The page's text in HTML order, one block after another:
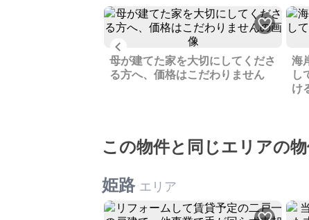
母が建てた家を大切にしてくださ
る方へ、価格はこだわりません
海
し
け
この物件と同じエリアの
姫路 エリア